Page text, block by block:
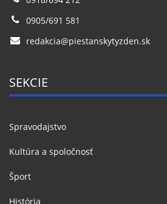
0905/691 581
redakcia@piestanskytyzden.sk
SEKCIE
Spravodajstvo
Kultúra a spoločnosť
Šport
História